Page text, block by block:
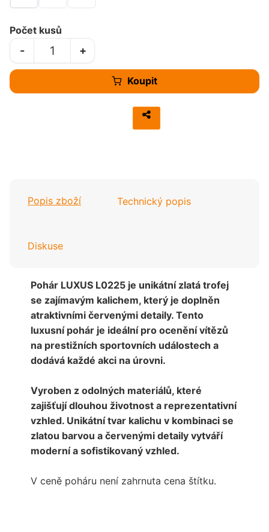
Koupit
Počet kusů
+
-
Popis zboží Technický popis
Diskuse
Pohár LUXUS L0225 je unikátní zlatá trofej
se zajímavým kalichem, který je doplněn
atraktivními červenými detaily. Tento
luxusní pohár je ideální pro ocenění vítězů
na prestižních sportovních událostech a
dodává každé akci na úrovni.
Vyroben z odolných materiálů, které
zajišťují dlouhou životnost a reprezentativní
vzhled. Unikátní tvar kalichu v kombinaci se
zlatou barvou a červenými detaily vytváří
moderní a sofistikovaný vzhled.
V ceně poháru není zahrnuta cena štítku.